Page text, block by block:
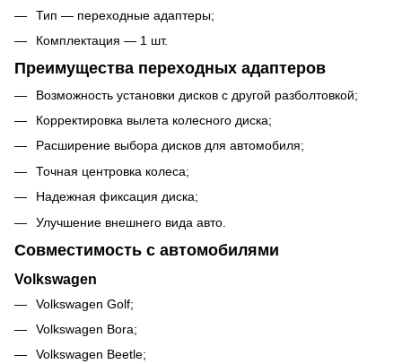
Тип — переходные адаптеры;
Комплектация — 1 шт.
Преимущества переходных адаптеров
Возможность установки дисков с другой разболтовкой;
Корректировка вылета колесного диска;
Расширение выбора дисков для автомобиля;
Точная центровка колеса;
Надежная фиксация диска;
Улучшение внешнего вида авто.
Совместимость с автомобилями
Volkswagen
Volkswagen Golf;
Volkswagen Bora;
Volkswagen Beetle;